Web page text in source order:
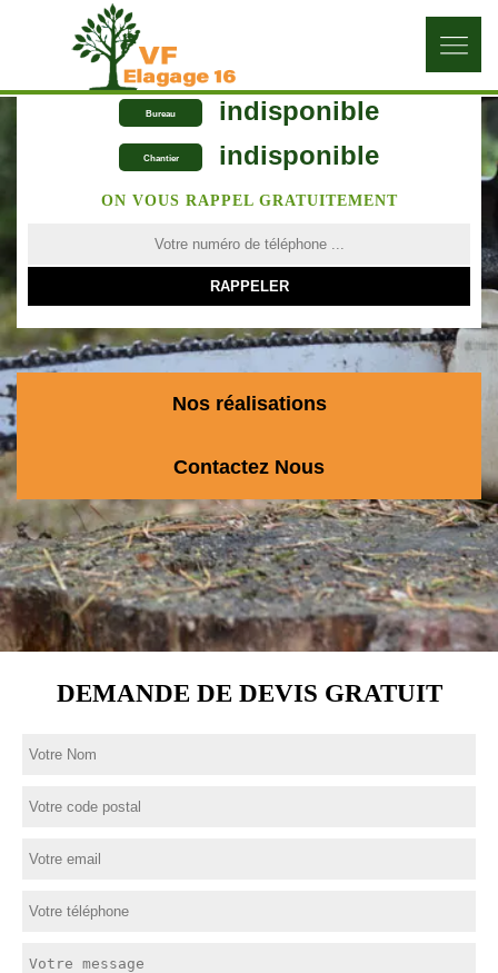
Bureau indisponible
Chantier indisponible
ON VOUS RAPPEL GRATUITEMENT
Nos réalisations
Contactez Nous
DEMANDE DE DEVIS GRATUIT